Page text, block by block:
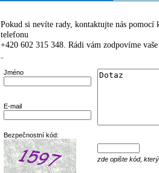
Pokud si nevíte rady, kontaktujte nás
telefonu
+420 602 315 348. Rádi vám zodpovíme
¨
Jméno
E-mail
Bezpečnostní kód:
zde opište kód,